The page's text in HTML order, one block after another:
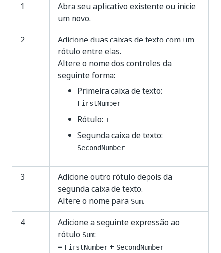
1
Abra seu aplicativo existente ou inicie
um novo.
2
Adicione duas caixas de texto com um
rótulo entre elas.
Altere o nome dos controles da
seguinte forma:
Primeira caixa de texto:
FirstNumber
Rótulo: +
Segunda caixa de texto:
SecondNumber
3
Adicione outro rótulo depois da
segunda caixa de texto.
Altere o nome para Sum.
4
Adicione a seguinte expressão ao
rótulo Sum:
= FirstNumber + SecondNumber